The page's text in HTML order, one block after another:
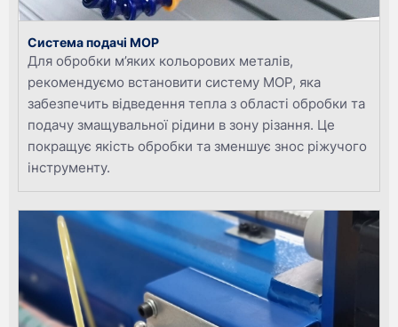
Система подачі МОР
Для обробки м’яких кольорових металів,
рекомендуємо встановити систему МОР, яка
забезпечить відведення тепла з області обробки та
подачу змащувальної рідини в зону різання. Це
покращує якість обробки та зменшує знос ріжучого
інструменту.